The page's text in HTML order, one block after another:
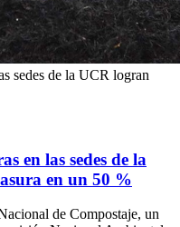
sedes de la UCR logran
en las sedes de la
en un 50 %
de Compostaje, un